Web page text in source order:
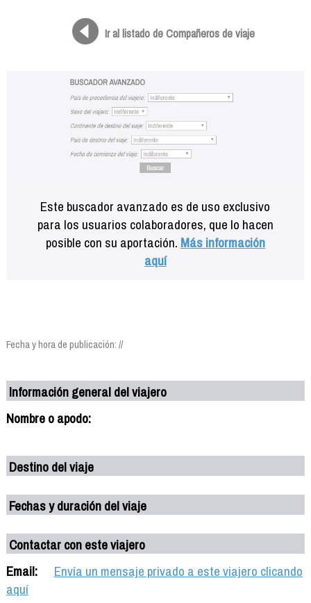
Ir al listado de Compañeros de viaje
Este buscador avanzado es de uso exclusivo
para los usuarios colaboradores, que lo hacen
posible con su aportación. Más información
aquí
Fecha y hora de publicación: //
Información general del viajero
Nombre o apodo:
Destino del viaje
Fechas y duración del viaje
Contactar con este viajero
Email:
Envía un mensaje privado a este viajero clicando
aquí